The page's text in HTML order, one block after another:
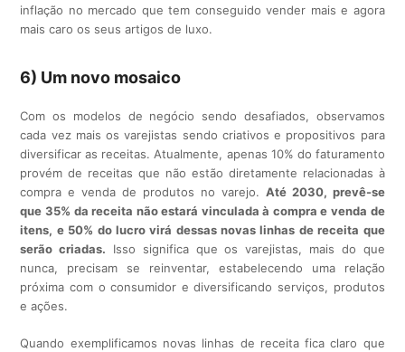
inflação no mercado que tem conseguido vender mais e agora
mais caro os seus artigos de luxo.
6) Um novo mosaico
Com os modelos de negócio sendo desafiados, observamos
cada vez mais os varejistas sendo criativos e propositivos para
diversificar as receitas. Atualmente, apenas 10% do faturamento
provém de receitas que não estão diretamente relacionadas à
compra e venda de produtos no varejo. Até 2030, prevê-se
que 35% da receita não estará vinculada à compra e venda de
itens, e 50% do lucro virá dessas novas linhas de receita que
serão criadas. Isso significa que os varejistas, mais do que
nunca, precisam se reinventar, estabelecendo uma relação
próxima com o consumidor e diversificando serviços, produtos
e ações.
Quando exemplificamos novas linhas de receita fica claro que